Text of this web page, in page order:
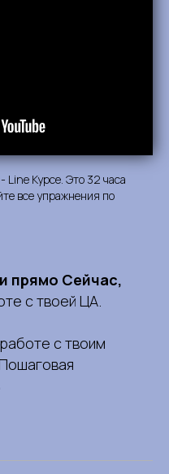
Курсе. Это 32 часа
все упражнения по
прямо Сейчас,
с твоей ЦА.
с твоим